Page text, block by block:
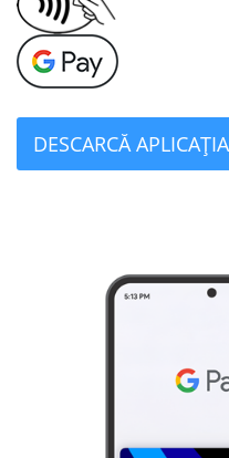
DESCARCĂ APLICAȚIA